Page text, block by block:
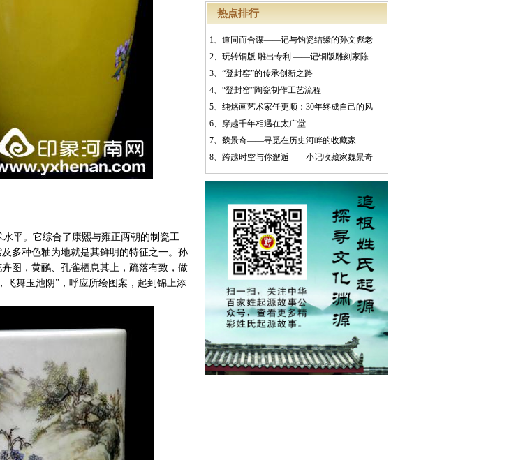
热点排行
1、 道同而合谋——记与钧瓷结缘的孙文彪老
2、 玩转铜版 雕出专利 ——记铜版雕刻家陈
3、 “登封窑”的传承创新之路
4、 “登封窑”陶瓷制作工艺流程
5、 纯烙画艺术家任更顺：30年终成自己的风
6、 穿越千年相遇在太广堂
7、 魏景奇——寻觅在历史河畔的收藏家
8、 跨越时空与你邂逅——小记收藏家魏景奇
平。它综合了康熙与雍正两朝的制瓷工
多种色釉为地就是其鲜明的特征之一。孙
图，黄鹂、孔雀栖息其上，疏落有致，做
飞舞玉池阴”，呼应所绘图案，起到锦上添